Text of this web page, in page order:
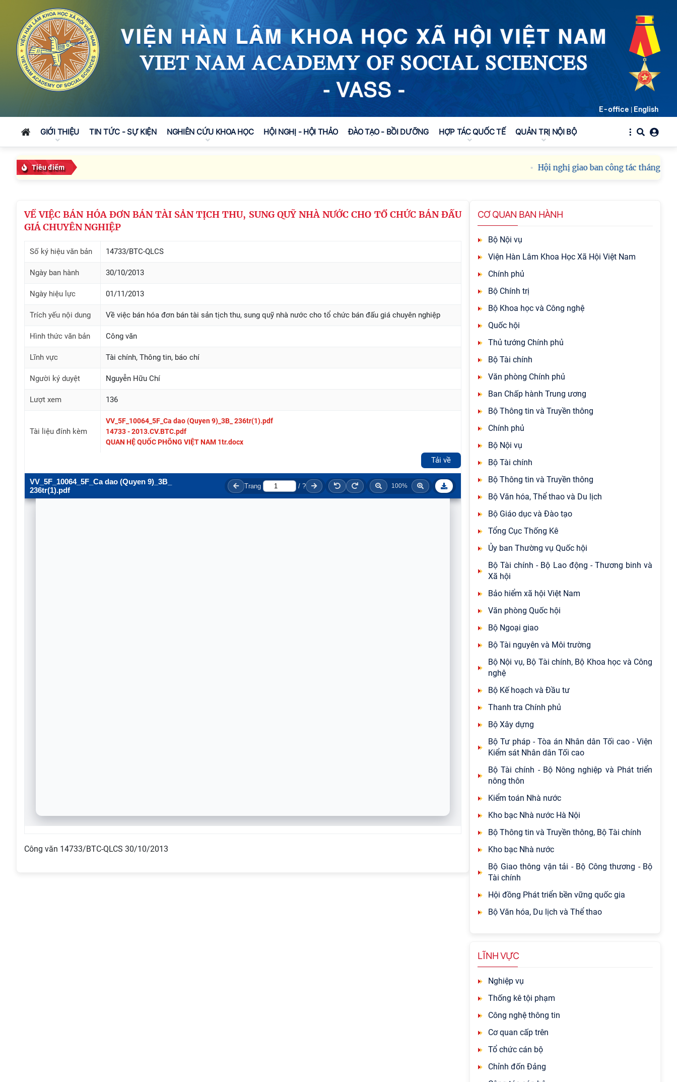
E-office | English
GIỚI THIỆU TIN TỨC - SỰ KIỆN NGHIÊN CỨU KHOA HỌC HỘI NGHỊ - HỘI THẢO ĐÀO TẠO - BỒI DƯỠNG HỢP TÁC QUỐC TẾ QUẢN TRỊ NỘI BỘ
Tiêu điểm Hội nghị giao ban công tác tháng 8
VỀ VIỆC BÁN HÓA ĐƠN BÁN TÀI SẢN TỊCH THU, SUNG QUỸ NHÀ NƯỚC CHO TỔ CHỨC BÁN ĐẤU
GIÁ CHUYÊN NGHIỆP
Số ký hiệu văn bản 14733/BTC-QLCS
Ngày ban hành 30/10/2013
Ngày hiệu lực 01/11/2013
Trích yếu nội dung Về việc bán hóa đơn bán tài sản tịch thu, sung quỹ nhà nước cho tổ chức bán đấu giá chuyên nghiệp
Hình thức văn bản Công văn
Lĩnh vực Tài chính, Thông tin, báo chí
Người ký duyệt Nguyễn Hữu Chí
Lượt xem 136
Tài liệu đính kèm
VV_5F_10064_5F_Ca dao (Quyen 9)_3B_ 236tr(1).pdf
14733 - 2013.CV.BTC.pdf
QUAN HỆ QUỐC PHÕNG VIỆT NAM 1tr.docx
Tải về
Công văn 14733/BTC-QLCS 30/10/2013
CƠ QUAN BAN HÀNH
Bộ Nội vụ
Viện Hàn Lâm Khoa Học Xã Hội Việt Nam
Chính phủ
Bộ Chính trị
Bộ Khoa học và Công nghệ
Quốc hội
Thủ tướng Chính phủ
Bộ Tài chính
Văn phòng Chính phủ
Ban Chấp hành Trung ương
Bộ Thông tin và Truyền thông
Chính phủ
Bộ Nội vụ
Bộ Tài chính
Bộ Thông tin và Truyền thông
Bộ Văn hóa, Thể thao và Du lịch
Bộ Giáo dục và Đào tạo
Tổng Cục Thống Kê
Ủy ban Thường vụ Quốc hội
Bộ Tài chính - Bộ Lao động - Thương binh và
Xã hội
Bảo hiểm xã hội Việt Nam
Văn phòng Quốc hội
Bộ Ngoại giao
Bộ Tài nguyên và Môi trường
Bộ Nội vụ, Bộ Tài chính, Bộ Khoa học và Công
nghệ
Bộ Kế hoạch và Đầu tư
Thanh tra Chính phủ
Bộ Xây dựng
Bộ Tư pháp - Tòa án Nhân dân Tối cao - Viện
Kiểm sát Nhân dân Tối cao
Bộ Tài chính - Bộ Nông nghiệp và Phát triển
nông thôn
Kiểm toán Nhà nước
Kho bạc Nhà nước Hà Nội
Bộ Thông tin và Truyền thông, Bộ Tài chính
Kho bạc Nhà nước
Bộ Giao thông vận tải - Bộ Công thương - Bộ
Tài chính
Hội đồng Phát triển bền vững quốc gia
Bộ Văn hóa, Du lịch và Thể thao
LĨNH VỰC
Nghiệp vụ
Thống kê tội phạm
Công nghệ thông tin
Cơ quan cấp trên
Tổ chức cán bộ
Chỉnh đốn Đảng